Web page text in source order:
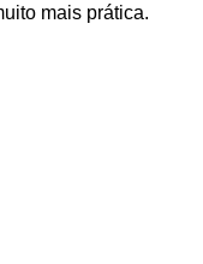
mais prática.